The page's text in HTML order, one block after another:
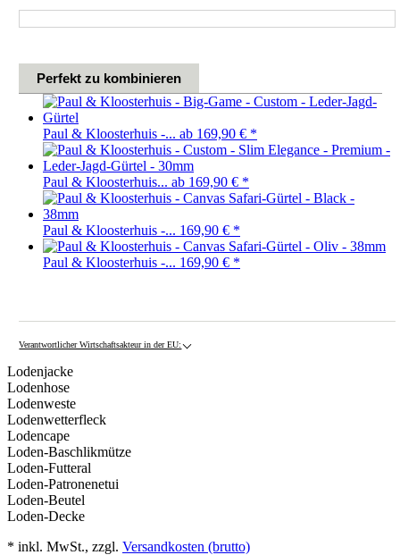
Perfekt zu kombinieren
Paul & Kloosterhuis -... ab 169,90 € *
Paul & Kloosterhuis... ab 169,90 € *
Paul & Kloosterhuis -... 169,90 € *
Paul & Kloosterhuis -... 169,90 € *
Verantwortlicher Wirtschaftsakteur in der EU:
Lodenjacke
Lodenhose
Lodenweste
Lodenwetterfleck
Lodencape
Loden-Baschlikmütze
Loden-Futteral
Loden-Patronenetui
Loden-Beutel
Loden-Decke
* inkl. MwSt., zzgl. Versandkosten (brutto)